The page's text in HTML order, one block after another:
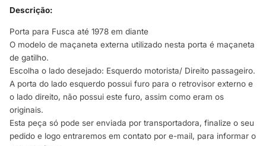
Descrição:
Porta para Fusca até 1978 em diante
O modelo de maçaneta externa utilizado nesta porta é maçaneta
de gatilho.
Escolha o lado desejado: Esquerdo motorista/ Direito passageiro.
A porta do lado esquerdo possui furo para o retrovisor externo e
o lado direito, não possui este furo, assim como eram os
originais.
Esta peça só pode ser enviada por transportadora, finalize o seu
pedido e logo entraremos em contato por e-mail, para informar o